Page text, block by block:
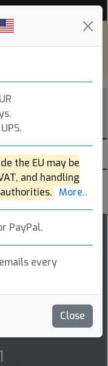
the EU may be
and handling
More..
PayPal.
every
Close
Innova
profile small
to our xd or
fly [...]